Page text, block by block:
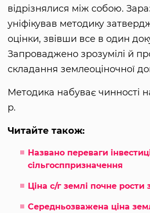
відрізнялися між собою.
уніфікував методику
оцінки, звівши все в один
Запроваджено зрозумілі й
складання землеоціночної
Методика набуває чинності
р.
Читайте також:
Названо переваги
сільгосппризначення
Ціна с/г землі почне рости
Середньозважена ціна